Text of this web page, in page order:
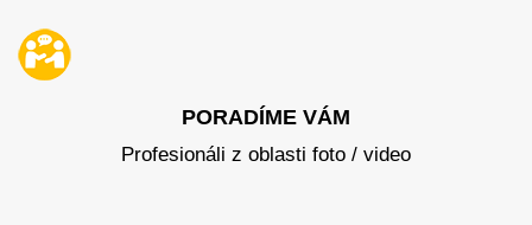
PORADÍME VÁM
Profesionáli z oblasti foto / video